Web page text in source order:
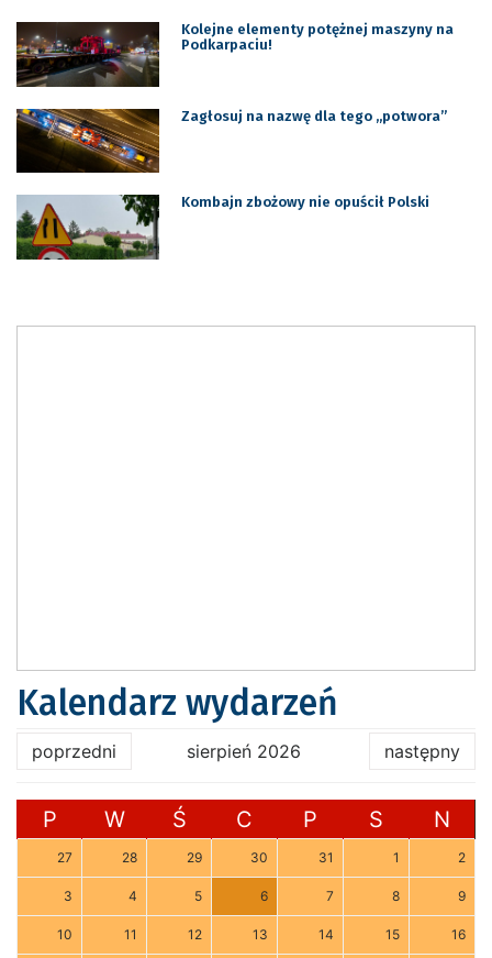
Kolejne elementy potężnej maszyny na
Podkarpaciu!
Zagłosuj na nazwę dla tego „potwora”
Kombajn zbożowy nie opuścił Polski
Kalendarz wydarzeń
poprzedni sierpień 2026 następny
P W Ś C P S N
27 28 29 30 31 1 2
3 4 5 6 7 8 9
10 11 12 13 14 15 16